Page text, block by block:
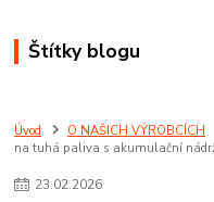
Štítky blogu
Úvod O NAŠICH VÝROBCÍCH
na tuhá paliva s akumulační
23.02.2026